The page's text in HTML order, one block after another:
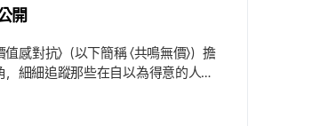
開
對抗〉（以下簡稱 〈共鳴無價〉）擔
，細細追蹤那些在自以為得意的人群